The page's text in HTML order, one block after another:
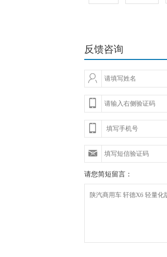
反馈咨询
请您简短留言：